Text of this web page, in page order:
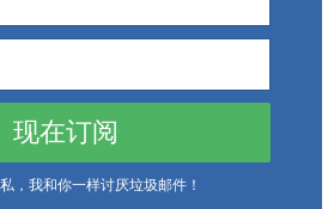
现在订阅
，我和你一样讨厌垃圾邮件！